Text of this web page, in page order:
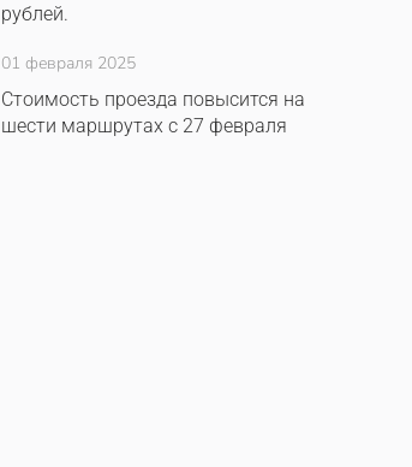
рублей.
01 февраля 2025
Стоимость проезда повысится на
шести маршрутах с 27 февраля